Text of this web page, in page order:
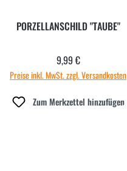
PORZELLANSCHILD "TAUBE"
Regulärer Preis:
9,99 €
Preise inkl. MwSt. zzgl. Versandkosten
Zum Merkzettel hinzufügen